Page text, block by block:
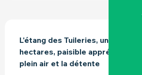
L'étang des Tuileries, un petit
hectares, paisible apprécié
plein air et la détente